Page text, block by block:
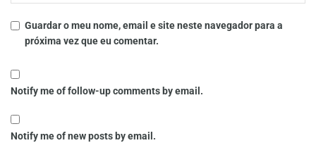
Guardar o meu nome, email e site neste navegador para a
próxima vez que eu comentar.
Notify me of follow-up comments by email.
Notify me of new posts by email.